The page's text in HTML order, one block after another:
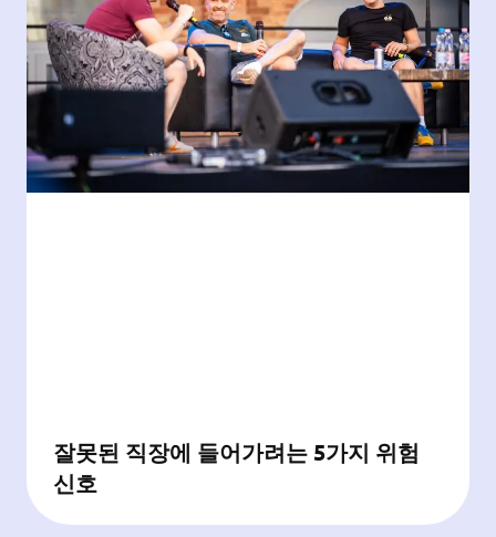
잘못된 직장에 들어가려는 5가지 위험
신호